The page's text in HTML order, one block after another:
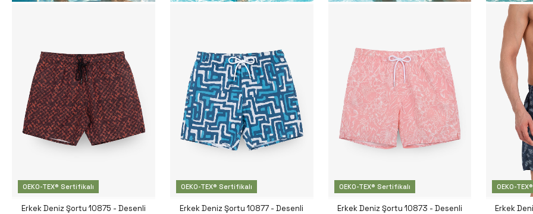
OEKO-TEX® Sertifikalı
Erkek Deniz Şortu 10875 - Desenli
OEKO-TEX® Sertifikalı
Erkek Deniz Şortu 10877 - Desenli
OEKO-TEX® Sertifikalı
Erkek Deniz Şortu 10873 - Desenli
OEKO-
Erkek